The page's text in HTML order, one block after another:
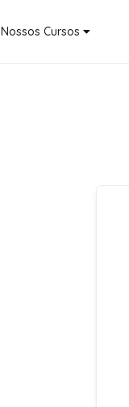
Nossos Cursos